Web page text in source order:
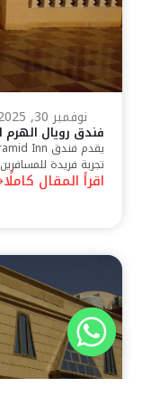
نوفمبر 30, 2025
فندق رويال الهرم
تجربة فريدة
اقرأ المقال كاملًا